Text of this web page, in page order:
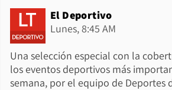
El Deportivo
Lunes, 8:45 AM
Una selección especial con la
los eventos deportivos más
semana, por el equipo de Deportes